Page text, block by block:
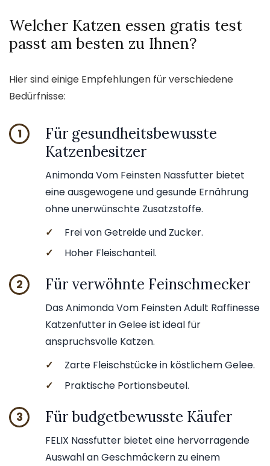
Welcher Katzen essen gratis test
passt am besten zu Ihnen?
Hier sind einige Empfehlungen für verschiedene
Bedürfnisse:
1
Für gesundheitsbewusste
Katzenbesitzer
Animonda Vom Feinsten Nassfutter bietet
eine ausgewogene und gesunde Ernährung
ohne unerwünschte Zusatzstoffe.
✓
Frei von Getreide und Zucker.
✓
Hoher Fleischanteil.
2 Für verwöhnte Feinschmecker
Das Animonda Vom Feinsten Adult Raffinesse
Katzenfutter in Gelee ist ideal für
anspruchsvolle Katzen.
✓
Zarte Fleischstücke in köstlichem Gelee.
✓
Praktische Portionsbeutel.
3 Für budgetbewusste Käufer
FELIX Nassfutter bietet eine hervorragende
Auswahl an Geschmäckern zu einem